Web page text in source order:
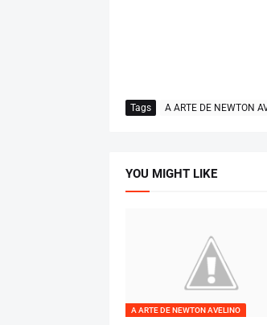
Tags A ARTE DE NEWTON
YOU MIGHT LIKE
A ARTE DE NEWTON AVELINO